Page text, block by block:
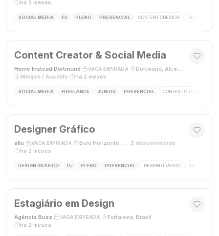
há 2 meses
SOCIAL MEDIA PJ PLENO PRESENCIAL CONTENT CREATOR SOCIAL MEDIA
Content Creator & Social Media
Home Instead Dortmund VAGA EXPIRADA Dortmund, Alemanha
Minijob / Aushilfe
há 2 meses
SOCIAL MEDIA FREELANCE JÚNIOR PRESENCIAL CONTENT CREATOR
Designer Gráfico
allu VAGA EXPIRADA Belo Horizonte, MG, Brasil desconhecido
há 2 meses
DESIGN GRÁFICO PJ PLENO PRESENCIAL DESIGN GRÁFICO TRÁFEGO
Estagiário em Design
Agência Buzz VAGA EXPIRADA Fortaleza, Brasil
há 2 meses